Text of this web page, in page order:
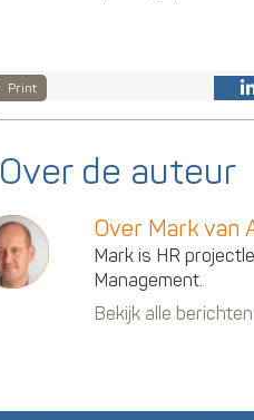
Print
Over de auteur
Over Mark van
Mark is HR
Management.
Bekijk alle